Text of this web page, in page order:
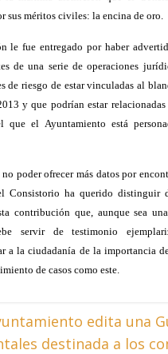
sus méritos civiles: la encina de oro.
le fue entregado por haber
de una serie de operaciones
de riesgo de estar vinculadas al
y que podrían estar relacionadas
que el Ayuntamiento está
no poder ofrecer más datos por
Consistorio ha querido distinguir
contribución que, aunque sea
servir de testimonio
a la ciudadanía de la importancia
de casos como este.
edita una
destinada a los